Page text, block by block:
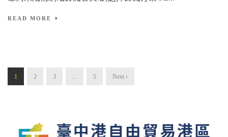
READ MORE
1 2 3 ... 5 Next ›